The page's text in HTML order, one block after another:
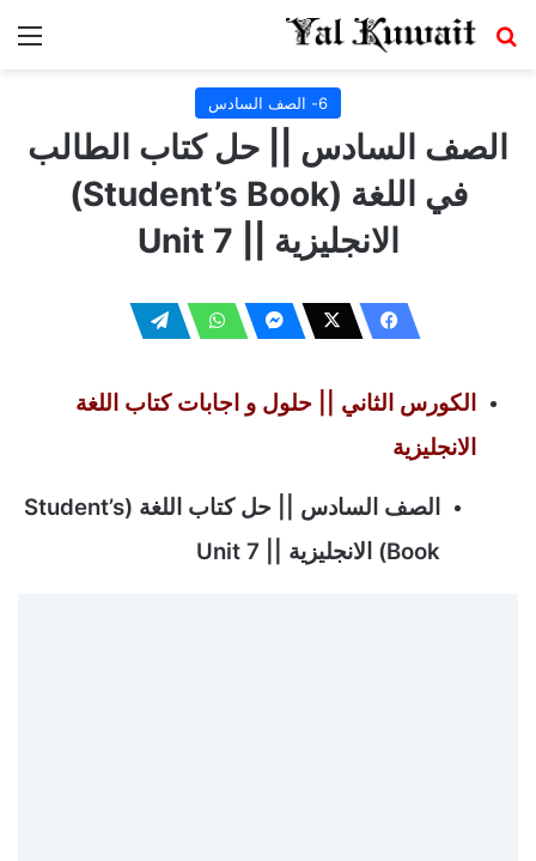
بحث عن
6- الصف السادس
الصف السادس || حل كتاب الطالب
في اللغة (Student’s Book)
الانجليزية || Unit 7
الكورس الثاني || حلول و اجابات كتاب اللغة
الانجليزية
الصف السادس || حل كتاب اللغة (Student’s
Book) الانجليزية || Unit 7